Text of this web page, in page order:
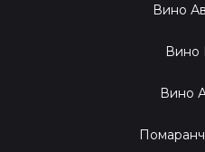
Вино
Вино
Вино